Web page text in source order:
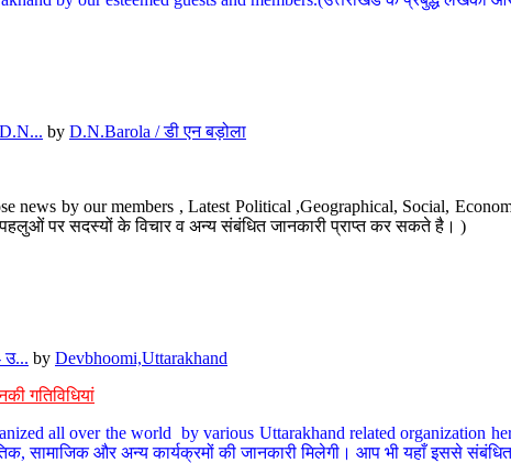
by D.N.Barola / डी एन बड़ोला
news by our members , Latest Political ,Geographical, Social,
पहलुओं पर सदस्यों के विचार व अन्य संबंधित जानकारी प्राप्त कर सकते है। )
उ... by Devbhoomi,Uttarakhand
गतिविधियां
all over the world by various Uttarakhand related organization
सामाजिक और अन्य कार्यक्रमों की जानकारी मिलेगी। आप भी यहाँ इससे